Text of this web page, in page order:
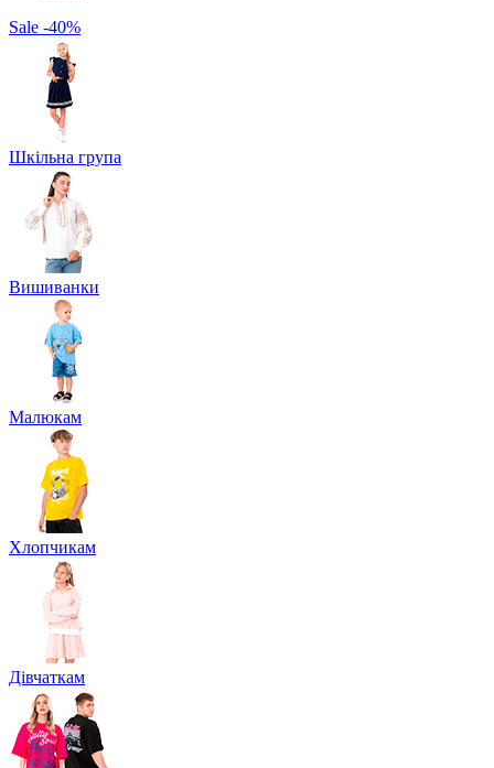
Sale -40%
Шкільна група
Вишиванки
Малюкам
Хлопчикам
Дівчаткам